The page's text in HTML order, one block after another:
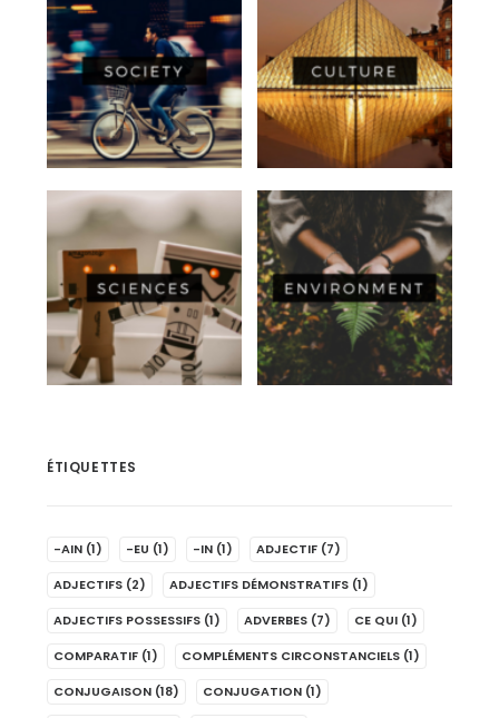
ÉTIQUETTES
-AIN (1) -EU (1) -IN (1) ADJECTIF (7)
ADJECTIFS (2) ADJECTIFS DÉMONSTRATIFS (1)
ADJECTIFS POSSESSIFS (1) ADVERBES (7) CE QUI (1)
COMPARATIF (1) COMPLÉMENTS CIRCONSTANCIELS (1)
CONJUGAISON (18) CONJUGATION (1)